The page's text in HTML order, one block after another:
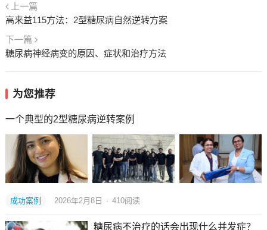
上一篇
高来益115方法：2型糖尿病自然逆转方案
下一篇
糖尿病神经病变的原因、症状和治疗方法
为您推荐
一个典型的2型糖尿病逆转案例
成功案例 2026年2月8日 · 410阅读
糖尿病不治疗的话会出现什么并发症？